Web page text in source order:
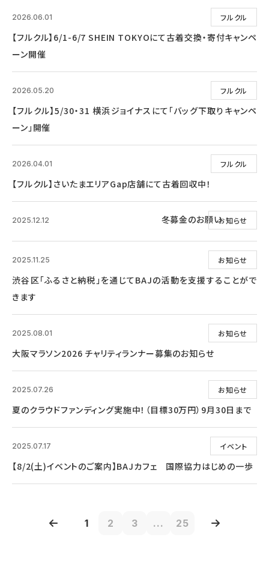
フルクル
2026.06.01
【フルクル】6/1-6/7 SHEIN TOKYOにて古着交換・寄付キャンペ
ーン開催
フルクル
2026.05.20
【フルクル】5/30・31 横浜ジョイナスにて「バッグ下取りキャンペ
ーン」開催
フルクル
2026.04.01
【フルクル】さいたまエリアGap店舗にて古着回収中！
お知らせ
2025.12.12 冬募金のお願い
お知らせ
2025.11.25
渋谷区「ふるさと納税」を通じてBAJの活動を支援することがで
きます
お知らせ
2025.08.01
大阪マラソン2026 チャリティランナー募集のお知らせ
お知らせ
2025.07.26
夏のクラウドファンディング実施中！（目標30万円）9月30日まで
イベント
2025.07.17
【8/2(土)イベントのご案内】BAJカフェ 国際協力はじめの一歩
1 2 3 ... 25